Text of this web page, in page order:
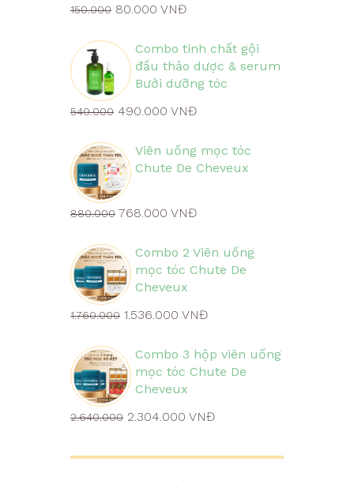
150.000 80.000 VNĐ
Combo tinh chất gội
đầu thảo dược & serum
Bưởi dưỡng tóc
540.000 490.000 VNĐ
Viên uống mọc tóc
Chute De Cheveux
880.000 768.000 VNĐ
Combo 2 Viên uống
mọc tóc Chute De
Cheveux
1.760.000 1.536.000 VNĐ
Combo 3 hộp viên uống
mọc tóc Chute De
Cheveux
2.640.000 2.304.000 VNĐ